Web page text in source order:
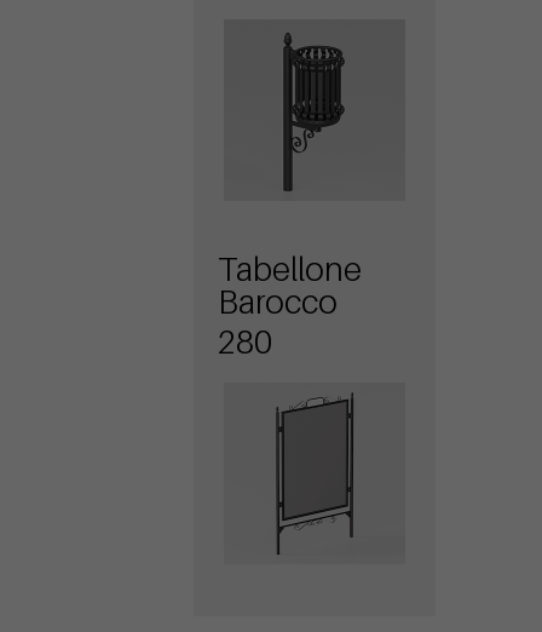
Tabellone
Barocco
280